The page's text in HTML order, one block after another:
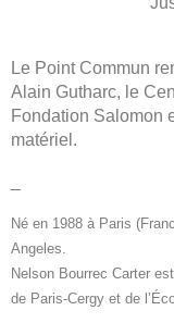
Le Point Commun
Alain Gutharc, le
Fondation Salomon
matériel.
Né en 1988 à Paris
Angeles.
Nelson Bourrec Carter
de Paris-Cergy et de